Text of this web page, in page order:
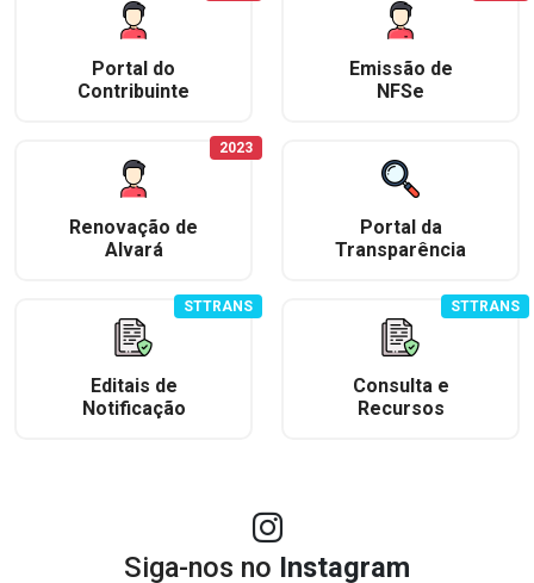
Portal do
Contribuinte
Emissão de
NFSe
Renovação de
Alvará
2023
Portal da
Transparência
Editais de
Notificação
STTRANS
Consulta e
Recursos
STTRANS
Siga-nos no Instagram